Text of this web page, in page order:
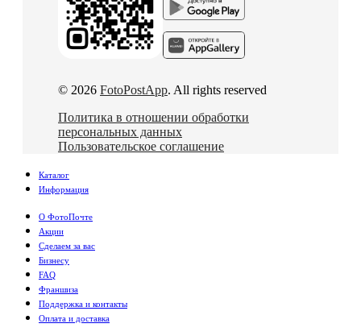
© 2026 FotoPostApp. All rights reserved
Политика в отношении обработки
персональных данных
Пользовательское соглашение
Каталог
Информация
О ФотоПочте
Акции
Сделаем за вас
Бизнесу
FAQ
Франшиза
Поддержка и контакты
Оплата и доставка